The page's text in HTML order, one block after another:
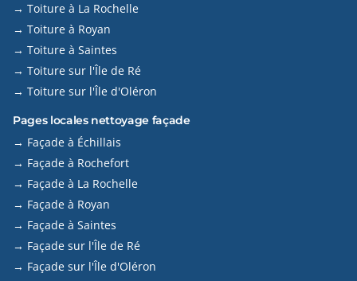
→ Toiture à La Rochelle
→ Toiture à Royan
→ Toiture à Saintes
→ Toiture sur l'Île de Ré
→ Toiture sur l'Île d'Oléron
Pages locales nettoyage façade
→ Façade à Échillais
→ Façade à Rochefort
→ Façade à La Rochelle
→ Façade à Royan
→ Façade à Saintes
→ Façade sur l'Île de Ré
→ Façade sur l'Île d'Oléron